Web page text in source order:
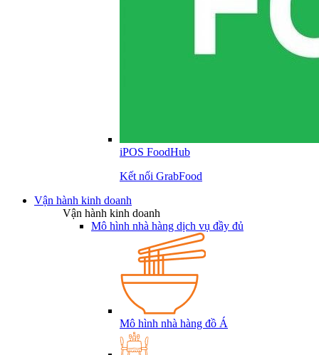
iPOS FoodHub
Kết nối GrabFood
Vận hành kinh doanh
Vận hành kinh doanh
Mô hình nhà hàng dịch vụ đầy đủ
Mô hình nhà hàng đồ Á